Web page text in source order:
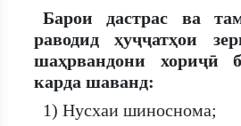
Барои дастрас ва
раводид ҳуҷҷатҳои
шаҳрвандони хориҷӣ
карда шаванд:
1) Нусхаи шиноснома;